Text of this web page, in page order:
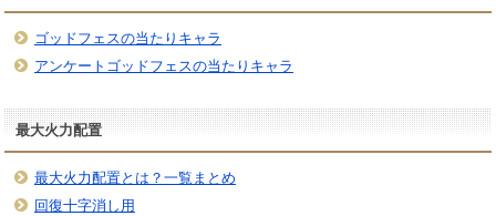
ゴッドフェスの当たりキャラ
アンケートゴッドフェスの当たりキャラ
最大火力配置
最大火力配置とは？一覧まとめ
回復十字消し用